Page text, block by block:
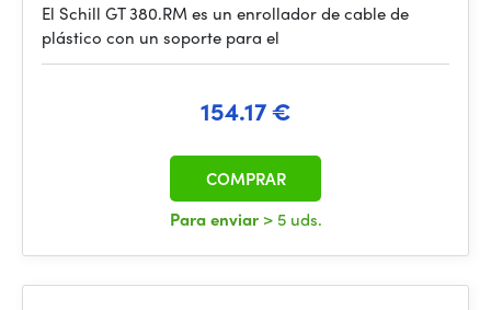
El Schill GT 380.RM es un enrollador de cable de
plástico con un soporte para el
154.17 €
Para enviar > 5 uds.
COMPRAR